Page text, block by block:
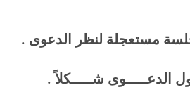
مستعجلة لنظر الدعوى .
الدعـــــوى شـــــكلاً.